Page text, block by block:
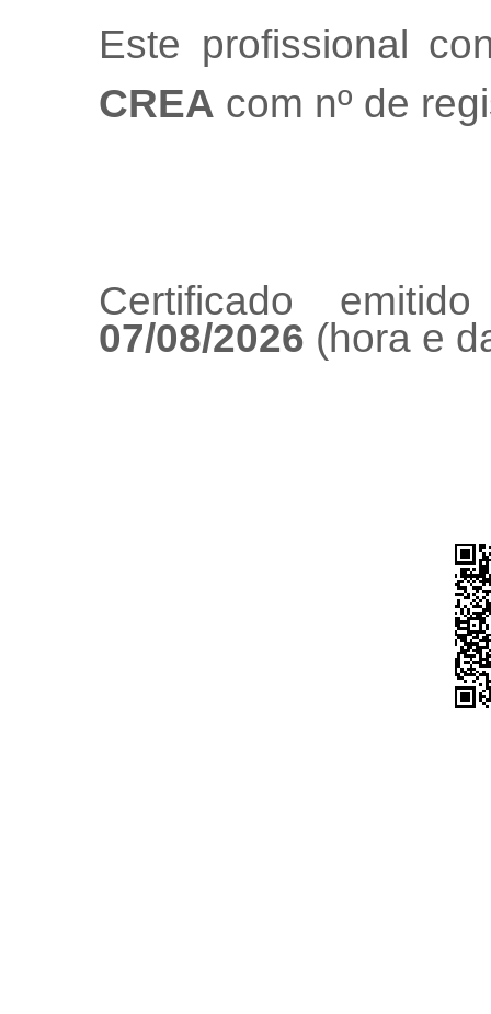
Este profissional
CREA com nº de
Certificado
07/08/2026 (hora e